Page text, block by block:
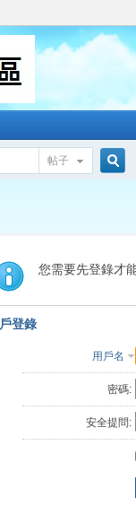
帖子
索
您需要先登錄才
登錄
用戶名
密碼:
安全提問: